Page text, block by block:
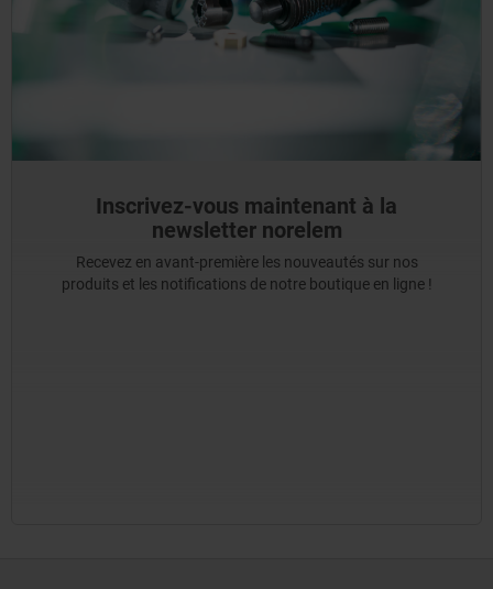
Inscrivez-vous maintenant à la
newsletter norelem
Recevez en avant-première les nouveautés sur nos
produits et les notifications de notre boutique en ligne !